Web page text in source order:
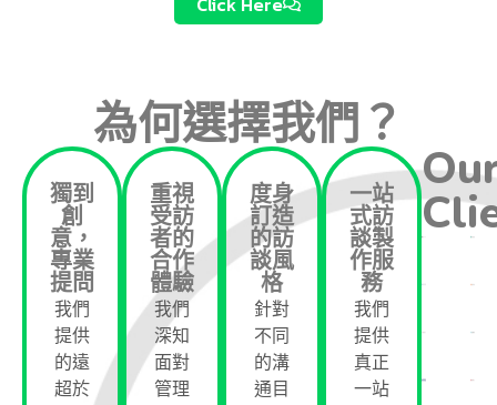
為何選擇我們？
獨到
創
意，
專業
提問
我們
提供
的遠
超於
重視
受訪
者的
合作
體驗
我們
深知
面對
管理
度身
訂造
的訪
談風
格
針對
不同
的溝
通目
一站
式訪
談製
作服
務
我們
提供
真正
一站